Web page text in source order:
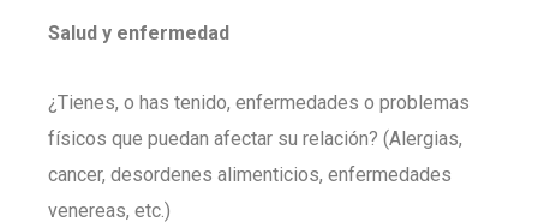
Salud y enfermedad
¿Tienes, o has tenido, enfermedades o problemas
físicos que puedan afectar su relación? (Alergias,
cancer, desordenes alimenticios, enfermedades
venereas, etc.)